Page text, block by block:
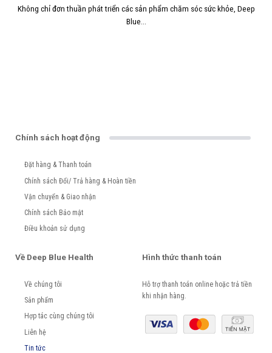
Không chỉ đơn thuần phát triển các sản phẩm chăm sóc sức khỏe, Deep
Blue...
Chính sách hoạt động
Đặt hàng & Thanh toán
Chính sách Đổi/ Trả hàng & Hoàn tiền
Vận chuyển & Giao nhận
Chính sách Bảo mật
Điều khoản sử dụng
Về Deep Blue Health
Về chúng tôi
Sản phẩm
Hợp tác cùng chúng tôi
Liên hệ
Tin tức
Hình thức thanh toán
Hỗ trợ thanh toán online hoặc trả tiền
khi nhận hàng.